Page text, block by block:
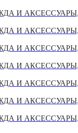
И
И
И
И
И
И
И